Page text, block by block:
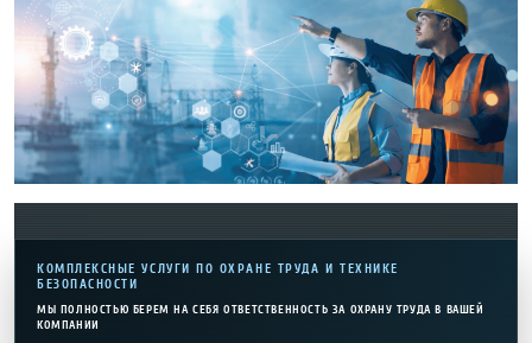
КОМПЛЕКСНЫЕ УСЛУГИ ПО ОХРАНЕ ТРУДА И ТЕХНИКЕ
БЕЗОПАСНОСТИ
МЫ ПОЛНОСТЬЮ БЕРЕМ НА СЕБЯ ОТВЕТСТВЕННОСТЬ ЗА ОХРАНУ ТРУДА В ВАШЕЙ
КОМПАНИИ